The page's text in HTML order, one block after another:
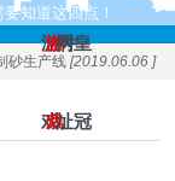
游
戏
游
戏
网
址
件皇
冠
知道这四点！
砂生产线 [2019.06.06 ]